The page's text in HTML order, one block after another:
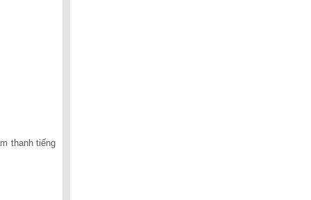
thanh tiếng